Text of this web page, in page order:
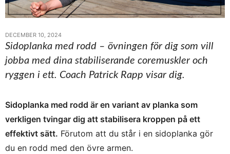
DECEMBER 10, 2024
Sidoplanka med rodd – övningen för dig som vill
jobba med dina stabiliserande coremuskler och
ryggen i ett. Coach Patrick Rapp visar dig.
Sidoplanka med rodd är en variant av planka som
verkligen tvingar dig att stabilisera kroppen på ett
effektivt sätt. Förutom att du står i en sidoplanka gör
du en rodd med den övre armen.